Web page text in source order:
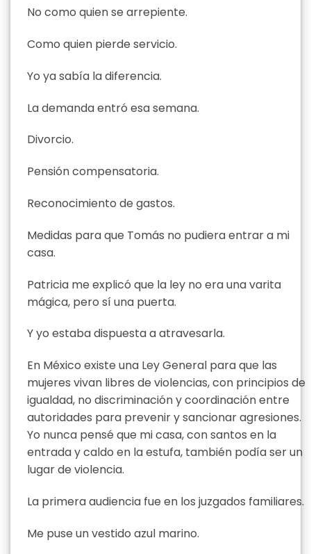
No como quien se arrepiente.
Como quien pierde servicio.
Yo ya sabía la diferencia.
La demanda entró esa semana.
Divorcio.
Pensión compensatoria.
Reconocimiento de gastos.
Medidas para que Tomás no pudiera entrar a mi
casa.
Patricia me explicó que la ley no era una varita
mágica, pero sí una puerta.
Y yo estaba dispuesta a atravesarla.
En México existe una Ley General para que las
mujeres vivan libres de violencias, con principios de
igualdad, no discriminación y coordinación entre
autoridades para prevenir y sancionar agresiones.
Yo nunca pensé que mi casa, con santos en la
entrada y caldo en la estufa, también podía ser un
lugar de violencia.
La primera audiencia fue en los juzgados familiares.
Me puse un vestido azul marino.